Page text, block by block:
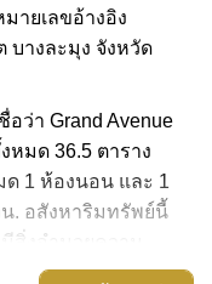
ายเลขอ้างอิง
บางละมุง จังหวัด
ว่า Grand Avenue
หมด 36.5 ตาราง
1 ห้องนอน และ 1
. อสังหาริมทรัพย์นี้
สิ่งอำนวยความ
ากาศครบ, ประตู